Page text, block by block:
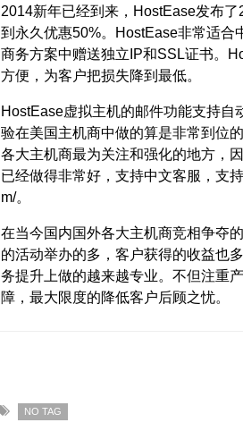
2014新年已经到来，HostEase发布
到永久优惠50%。HostEase非常适合
商务方案中赠送独立IP和SSL证书。
方便，为客户把损失降到最低。
HostEase虚拟主机的邮件功能支持
验在美国主机商中做的算是非常到位
各大主机商最为关注和强化的地方，
已经做得非常好，支持中文客服，支
m/。
在当今国内国外各大主机商竞相争夺
的活动举办的多，客户获得的收益也
务提升上做的越来越专业。不但注重
障，最大限度的降低客户后顾之忧。
NO TAG